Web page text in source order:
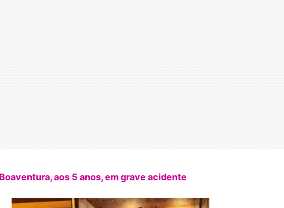
aos 5 anos, em grave acidente